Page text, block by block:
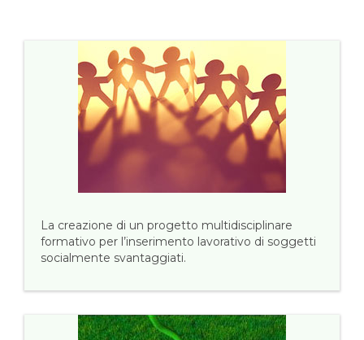
La creazione di un progetto multidisciplinare
formativo per l’inserimento lavorativo di soggetti
socialmente svantaggiati.